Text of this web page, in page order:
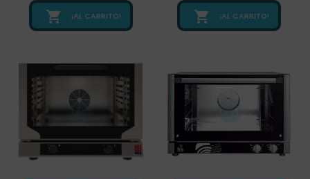
 ¡AL CARRITO!  ¡AL CARRITO!